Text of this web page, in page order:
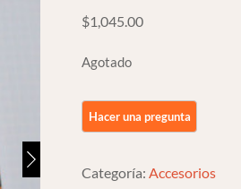
$1,045.00
Agotado
Categoría:Accesorios